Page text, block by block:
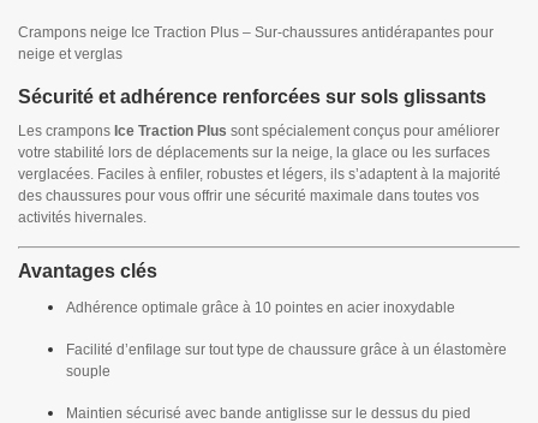
Crampons neige Ice Traction Plus – Sur-chaussures antidérapantes pour
neige et verglas
Sécurité et adhérence renforcées sur sols glissants
Les crampons Ice Traction Plus sont spécialement conçus pour améliorer
votre stabilité lors de déplacements sur la neige, la glace ou les surfaces
verglacées. Faciles à enfiler, robustes et légers, ils s’adaptent à la majorité
des chaussures pour vous offrir une sécurité maximale dans toutes vos
activités hivernales.
Avantages clés
Adhérence optimale grâce à 10 pointes en acier inoxydable
Facilité d’enfilage sur tout type de chaussure grâce à un élastomère
souple
Maintien sécurisé avec bande antiglisse sur le dessus du pied